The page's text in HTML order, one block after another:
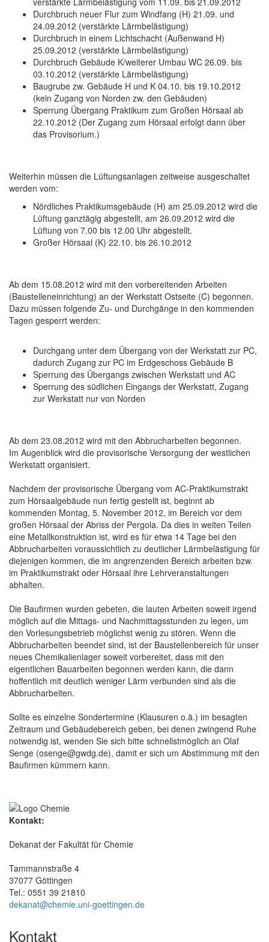
Durchbruch neuer Flur zum Windfang (H) 21.09. und
24.09.2012 (verstärkte Lärmbelästigung)
Durchbruch in einem Lichtschacht (Außenwand H)
25.09.2012 (verstärkte Lärmbelästigung)
Durchbruch Gebäude K/weiterer Umbau WC 26.09. bis
03.10.2012 (verstärkte Lärmbelästigung)
Baugrube zw. Gebäude H und K 04.10. bis 19.10.2012
(kein Zugang von Norden zw. den Gebäuden)
Sperrung Übergang Praktikum zum Großen Hörsaal ab
22.10.2012 (Der Zugang zum Hörsaal erfolgt dann über
das Provisorium.)
Weiterhin müssen die Lüftungsanlagen zeitweise ausgeschaltet
werden vom:
Nördliches Praktikumsgebäude (H) am 25.09.2012 wird die
Lüftung ganztägig abgestellt, am 26.09.2012 wird die
Lüftung von 7.00 bis 12.00 Uhr abgestellt.
Großer Hörsaal (K) 22.10. bis 26.10.2012
Ab dem 15.08.2012 wird mit den vorbereitenden Arbeiten
(Baustelleneinrichtung) an der Werkstatt Ostseite (C) begonnen.
Dazu müssen folgende Zu- und Durchgänge in den kommenden
Tagen gesperrt werden:
Durchgang unter dem Übergang von der Werkstatt zur PC,
dadurch Zugang zur PC im Erdgeschoss Gebäude B
Sperrung des Übergangs zwischen Werkstatt und AC
Sperrung des südlichen Eingangs der Werkstatt, Zugang
zur Werkstatt nur von Norden
Ab dem 23.08.2012 wird mit den Abbrucharbeiten begonnen.
Im Augenblick wird die provisorische Versorgung der westlichen
Werkstatt organisiert.
Nachdem der provisorische Übergang vom AC-Praktikumstrakt
zum Hörsaalgebäude nun fertig gestellt ist, beginnt ab
kommenden Montag, 5. November 2012, im Bereich vor dem
großen Hörsaal der Abriss der Pergola. Da dies in weiten Teilen
eine Metallkonstruktion ist, wird es für etwa 14 Tage bei den
Abbrucharbeiten voraussichtlich zu deutlicher Lärmbelästigung für
diejenigen kommen, die im angrenzenden Bereich arbeiten bzw.
im Praktikumstrakt oder Hörsaal ihre Lehrveranstaltungen
abhalten.
Die Baufirmen wurden gebeten, die lauten Arbeiten soweit irgend
möglich auf die Mittags- und Nachmittagsstunden zu legen, um
den Vorlesungsbetrieb möglichst wenig zu stören. Wenn die
Abbrucharbeiten beendet sind, ist der Baustellenbereich für unser
neues Chemikalienlager soweit vorbereitet, dass mit den
eigentlichen Bauarbeiten begonnen werden kann, die dann
hoffentlich mit deutlich weniger Lärm verbunden sind als die
Abbrucharbeiten.
Sollte es einzelne Sondertermine (Klausuren o.ä.) im besagten
Zeitraum und Gebäudebereich geben, bei denen zwingend Ruhe
notwendig ist, wenden Sie sich bitte schnellstmöglich an Olaf
Senge (osenge@gwdg.de), damit er sich um Abstimmung mit den
Baufirmen kümmern kann.
Kontakt:
Dekanat der Fakultät für Chemie
Tammannstraße 4
37077 Göttingen
Tel.: 0551 39 21810
dekanat@chemie.uni-goettingen.de
Kontakt